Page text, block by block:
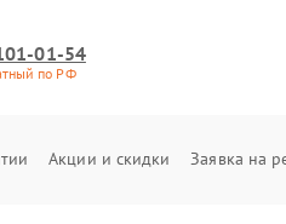
01-54
по РФ
Акции и скидки Заявка на